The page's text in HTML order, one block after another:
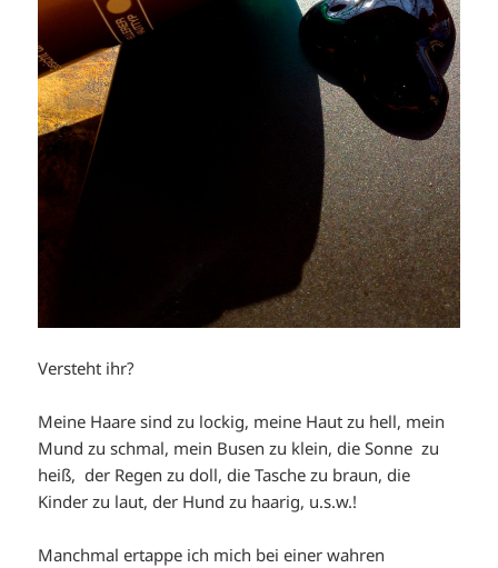
Versteht ihr?
Meine Haare sind zu lockig, meine Haut zu hell, mein
Mund zu schmal, mein Busen zu klein, die Sonne zu
heiß, der Regen zu doll, die Tasche zu braun, die
Kinder zu laut, der Hund zu haarig, u.s.w.!
Manchmal ertappe ich mich bei einer wahren